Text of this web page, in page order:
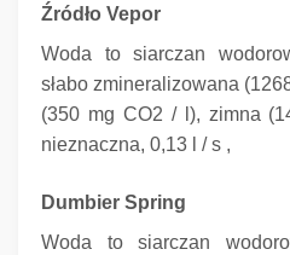
Źródło Vepor
Woda to siarczan
słabo zmineralizowana
(350 mg CO2 / l), zimna
nieznaczna, 0,13 l / s ,
Dumbier Spring
Woda to siarczan